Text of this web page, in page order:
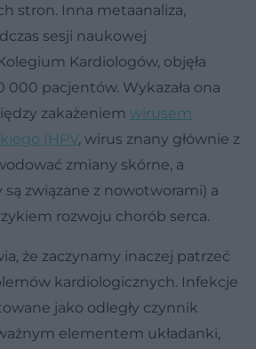
stron. Inna metaanaliza,
sesji naukowej
Kardiologów, objęła
000 pacjentów. Wykazała ona
zakażeniem wirusem
(HPV, wirus znany głównie z
zmiany skórne, a
związane z nowotworami) a
rozwoju chorób serca.
że zaczynamy inaczej patrzeć
kardiologicznych. Infekcje
jako odległy czynnik
elementem układanki,